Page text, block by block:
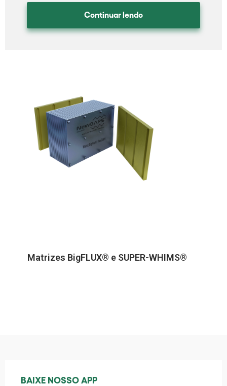
Continuar lendo
Matrizes BigFLUX® e SUPER-WHIMS®
BAIXE NOSSO APP